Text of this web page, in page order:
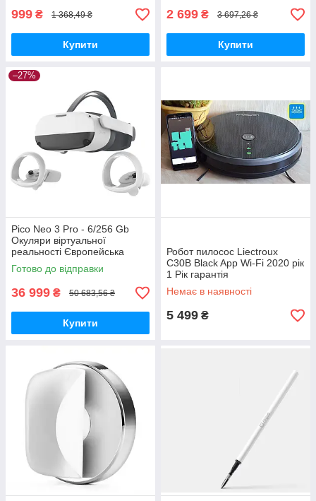
999 ₴ 1 368,49 ₴
Купити
2 699 ₴ 3 697,26 ₴
Купити
–27%
Pico Neo 3 Pro - 6/256 Gb
Окуляри віртуальної
реальності Європейська
версія
Готово до відправки
36 999 ₴ 50 683,56 ₴
Купити
Робот пилосос Liectroux
C30B Black App Wi-Fi 2020 рік
1 Рік гарантія
Немає в наявності
5 499 ₴